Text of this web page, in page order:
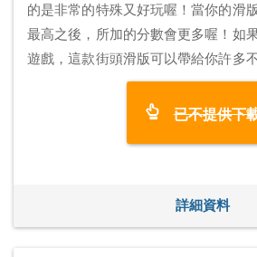
的是非常的特殊又好玩喔！當你的滑
最高之後，所加的分數會更多喔！如
遊戲，這款街頭滑版可以帶給你許多
已不提供下
詳細資料